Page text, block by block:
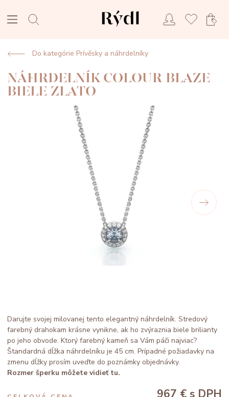
Do kategórie Prívěsky a náhrdelníky
NÁHRDELNÍK COLOUR BLAZE
BIELE ZLATO
Darujte svojej milovanej tento elegantný náhrdelník. Stredový
farebný drahokam krásne vynikne, ak ho zvýraznia biele brilianty
po jeho obvode. Ktorý farebný kameň sa Vám páči najviac?
Štandardná dĺžka náhrdelníku je 45 cm. Prípadné požiadavky na
zmenu dĺžky prosím uveďte do poznámky objednávky.
Rozmer šperku môžete vidieť tu.
967 € s DPH